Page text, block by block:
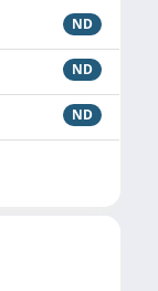
ND
ND
ND